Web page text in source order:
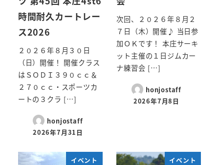
時間耐久カートレー
ス2026
２０２６年８月３０日
（日）開催！ 開催クラス
はＳＯＤＩ３９０ｃｃ＆
２７０ｃｃ・スポーツカ
ートの３クラ […]
honjostaff
2026年7月31日
次回、２０２６年８月２
７日（木）開催♪ 当日参
加ＯＫです！ 本庄サーキ
ット主催の１日ジムカー
ナ練習会 […]
honjostaff
2026年7月8日
イベント イベント